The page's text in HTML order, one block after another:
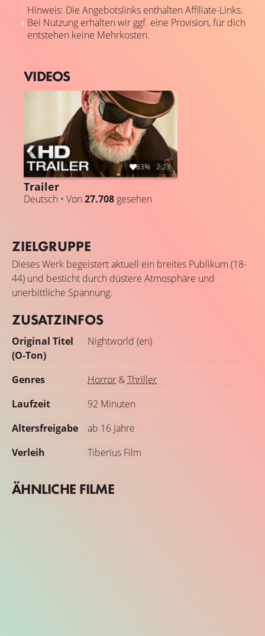
Hinweis: Die Angebotslinks enthalten Affiliate-Links.
Bei Nutzung erhalten wir ggf. eine Provision, für dich
entstehen keine Mehrkosten.
VIDEOS
83% 2:23
Trailer
Deutsch • Von27.708 gesehen
ZIELGRUPPE
Dieses Werk begeistert aktuell ein breites Publikum (18-
44) und besticht durch düstere Atmosphäre und
unerbittliche Spannung.
ZUSATZINFOS
Original Titel
(O-Ton)
Nightworld (en)
Genres Horror &Thriller
Laufzeit
92 Minuten
Altersfreigabe
ab 16 Jahre
Verleih
Tiberius Film
ÄHNLICHE FILME